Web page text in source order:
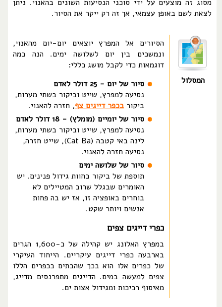
מסוג זה מוצעים על ידי סוכני הנסיעות השונים בהאנוי. ניתן
לצאת לשם באופן עצמאי, אך זה רק ייקר את הסיור.
המסלול
הסיורים אל המפרץ יוצאים יום-יום מהאנוי,
ונמשכים בין יום לשלושה ימים. הנה כמה
דוגמאות כדי לקבל מושג כללי:
סיור של יום - 25 דולר לאדם
נסיעה למפרץ, שייט וביקור בשתי מערות,
ביקורבכפר דייגים צף, חזרה להאנוי.
סיור של יומיים (מומלץ) - 18 דולר לאדם
נסיעה למפרץ, שייט וביקור בשתי מערות,
לינה באי קטבה (Cat Ba), שייט חזרה,
נסיעה חזרה להאנוי.
סיור של שלושה ימים
תוספת של ביקור בחוות גידול פנינים. יש
האומרים שבגלל שרוב המטיילים לא
בוחרים באופציה זו, אז יש בה פחות
אנשים ויותר שקט.
כפרי דייגים צפים
במפרץ האלונג יש קהילה של כ-1,600 הגרים
בארבעה כפרי דייגים עיקריים. הייחוד העיקרי
של כפרים אלו הוא בכך שהבתים בכפרים הללו
צפים למעשה במים. הדייגים מתפרנסים מדייג,
מאיסוף רכיכות ומגידול אצות ים.